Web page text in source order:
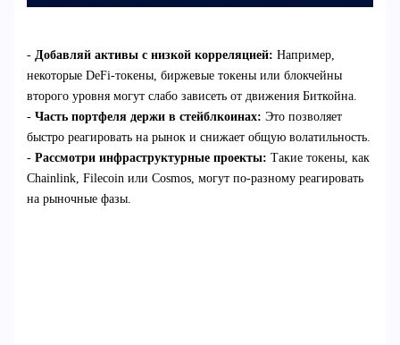
- Добавляй активы с низкой корреляцией: Например,
некоторые DeFi-токены, биржевые токены или блокчейны
второго уровня могут слабо зависеть от движения Биткойна.
- Часть портфеля держи в стейблкоинах: Это позволяет
быстро реагировать на рынок и снижает общую волатильность.
- Рассмотри инфраструктурные проекты: Такие токены, как
Chainlink, Filecoin или Cosmos, могут по-разному реагировать
на рыночные фазы.